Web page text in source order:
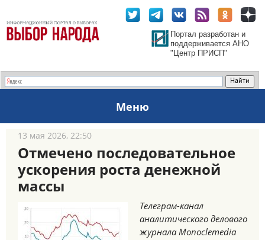
Портал разработан и
поддерживается АНО
"Центр ПРИСП"
Меню
13 мая 2026, 22:50
Отмечено последовательное
ускорения роста денежной
массы
Телеграм-канал
аналитического делового
журнала Monoclemedia